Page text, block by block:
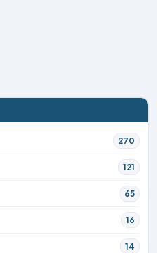
270
121
65
16
14